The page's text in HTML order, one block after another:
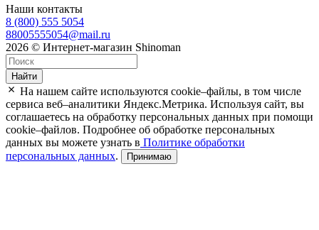
Наши контакты
8 (800) 555 5054
88005555054@mail.ru
2026 © Интернет-магазин Shinoman
Найти
На нашем сайте используются cookie–файлы, в том числе
сервиса веб–аналитики Яндекс.Метрика. Используя сайт, вы
соглашаетесь на обработку персональных данных при помощи
cookie–файлов. Подробнее об обработке персональных
данных вы можете узнать в Политике обработки
персональных данных. Принимаю